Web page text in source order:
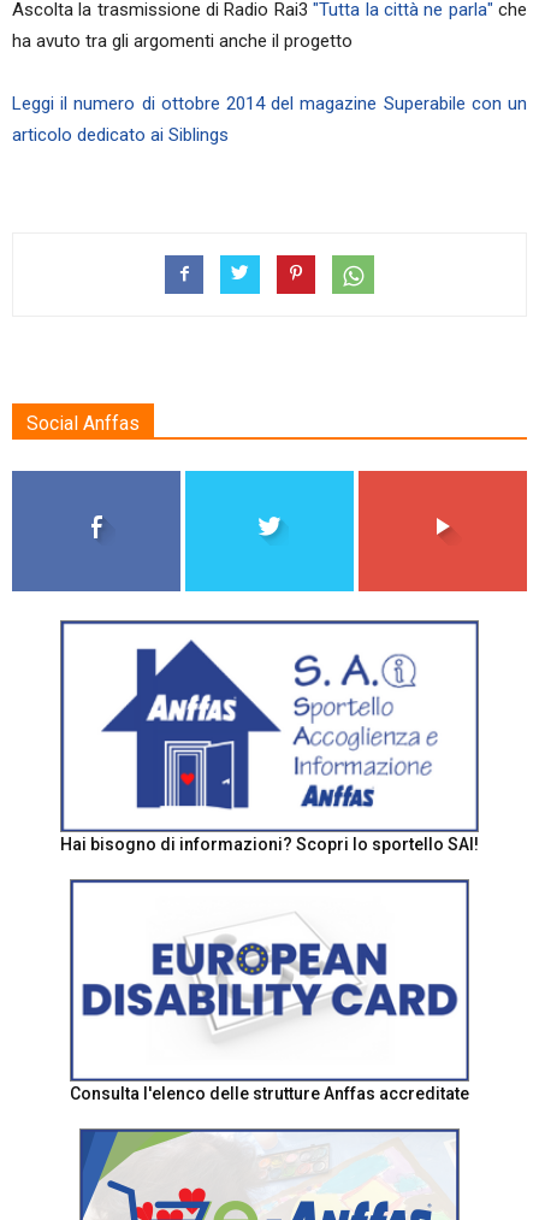
Ascolta la trasmissione di Radio Rai3"Tutta la città ne parla" che
ha avuto tra gli argomenti anche il progetto
Leggi il numero di ottobre 2014 del magazine Superabile con un
articolo dedicato ai Siblings
Social Anffas
Hai bisogno di informazioni? Scopri lo sportello SAI!
Consulta l'elenco delle strutture Anffas accreditate